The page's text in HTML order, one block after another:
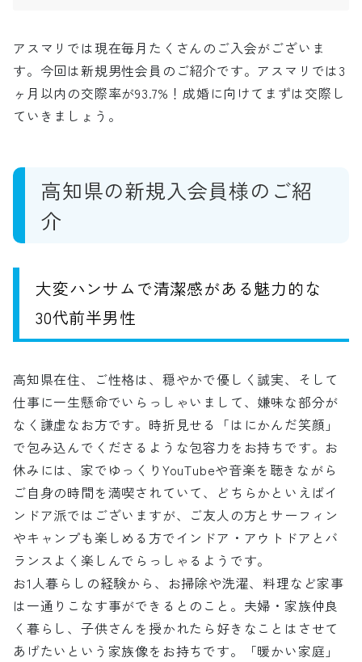
アスマリでは現在毎月たくさんのご入会がございま
す。今回は新規男性会員のご紹介です。アスマリでは3
ヶ月以内の交際率が93.7%！成婚に向けてまずは交際し
ていきましょう。
高知県の新規入会員様のご紹
介
大変ハンサムで清潔感がある魅力的な
30代前半男性
高知県在住、ご性格は、穏やかで優しく誠実、そして
仕事に一生懸命でいらっしゃいまして、嫌味な部分が
なく謙虚なお方です。時折見せる「はにかんだ笑顔」
で包み込んでくださるような包容力をお持ちです。お
休みには、家でゆっくりYouTubeや音楽を聴きながら
ご自身の時間を満喫されていて、どちらかといえばイ
ンドア派ではございますが、ご友人の方とサーフィン
やキャンプも楽しめる方でインドア・アウトドアとバ
ランスよく楽しんでらっしゃるようです。
お1人暮らしの経験から、お掃除や洗濯、料理など家事
は一通りこなす事ができるとのこと。夫婦・家族仲良
く暮らし、子供さんを授かれたら好きなことはさせて
あげたいという家族像をお持ちです。「暖かい家庭」